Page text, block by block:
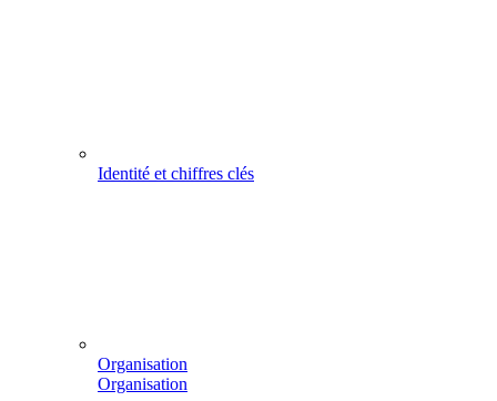
Identité et chiffres clés
Organisation
Organisation